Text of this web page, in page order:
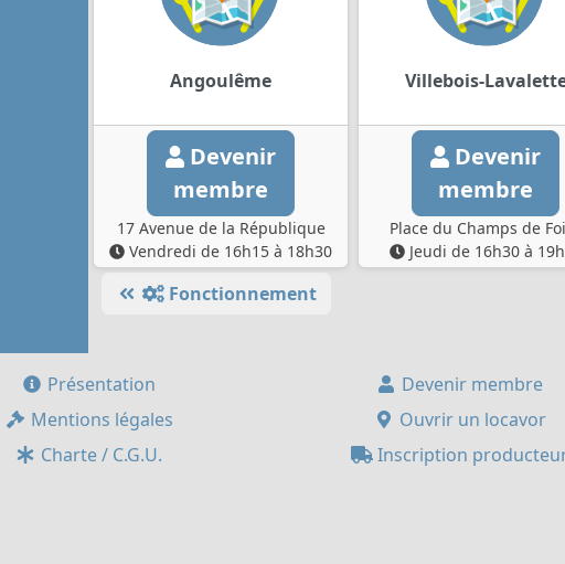
Angoulême
Devenir
membre
17 Avenue de la République
Vendredi de 16h15 à 18h30
Villebois-
Devenir
membre
Place du Champs de
Jeudi de 16h30 à
Fonctionnement
Présentation
Mentions légales
Charte / C.G.U.
Devenir membre
Ouvrir un locavor
Inscription